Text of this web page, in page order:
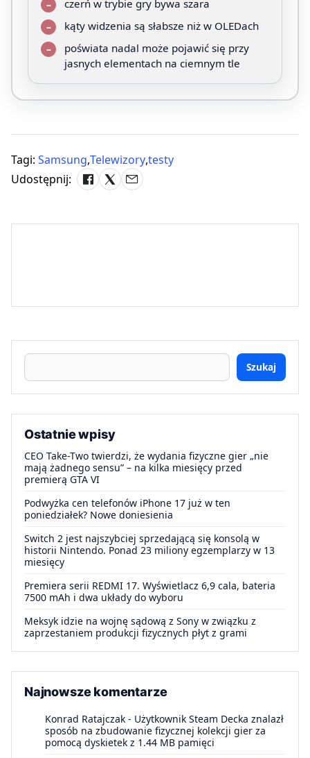
czerń w trybie gry bywa szara
kąty widzenia są słabsze niż w OLEDach
poświata nadal może pojawić się przy
jasnych elementach na ciemnym tle
Tagi: Samsung,Telewizory,testy
Udostępnij:
Szukaj
Ostatnie wpisy
CEO Take-Two twierdzi, że wydania fizyczne gier „nie
mają żadnego sensu” – na kilka miesięcy przed
premierą GTA VI
Podwyżka cen telefonów iPhone 17 już w ten
poniedziałek? Nowe doniesienia
Switch 2 jest najszybciej sprzedającą się konsolą w
historii Nintendo. Ponad 23 miliony egzemplarzy w 13
miesięcy
Premiera serii REDMI 17. Wyświetlacz 6,9 cala, bateria
7500 mAh i dwa układy do wyboru
Meksyk idzie na wojnę sądową z Sony w związku z
zaprzestaniem produkcji fizycznych płyt z grami
Najnowsze komentarze
Konrad Ratajczak - Użytkownik Steam Decka znalazł
sposób na zbudowanie fizycznej kolekcji gier za
pomocą dyskietek z 1.44 MB pamięci